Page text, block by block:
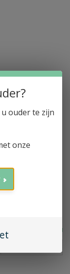
ouder te zijn
onze